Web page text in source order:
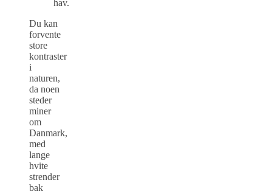
hav.
Du kan
forvente
store
kontraster
i
naturen,
da noen
steder
miner
om
Danmark,
med
lange
hvite
strender
bak